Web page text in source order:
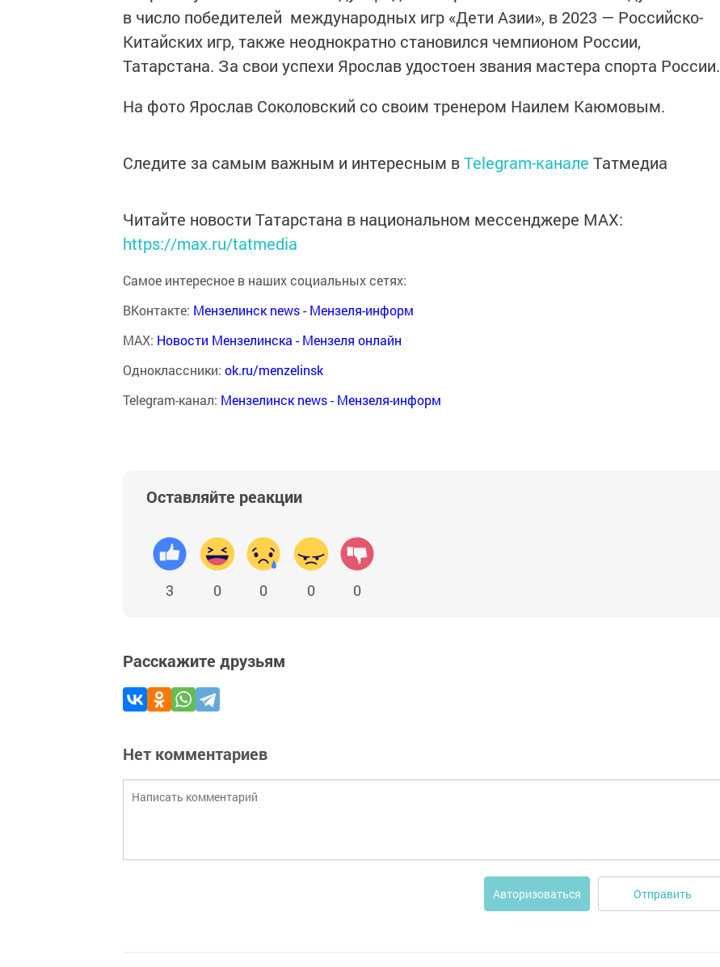
в число победителей международных игр «Дети Азии», в 2023 — Российско-
Китайских игр, также неоднократно становился чемпионом России,
Татарстана. За свои успехи Ярослав удостоен звания мастера спорта России.
На фото Ярослав Соколовский со своим тренером Наилем Каюмовым.
Следите за самым важным и интересным вTelegram-канале Татмедиа
Читайте новости Татарстана в национальном мессенджере MАХ:
https://max.ru/tatmedia
Самое интересное в наших социальных сетях:
ВКонтакте: Мензелинск news - Мензеля-информ
MAX: Новости Мензелинска - Мензеля онлайн
Одноклассники: ok.ru/menzelinsk
Telegram-канал: Мензелинск news - Мензеля-информ
Оставляйте реакции
3 0 0 0 0
Расскажите друзьям
Нет комментариев
Авторизоваться Отправить